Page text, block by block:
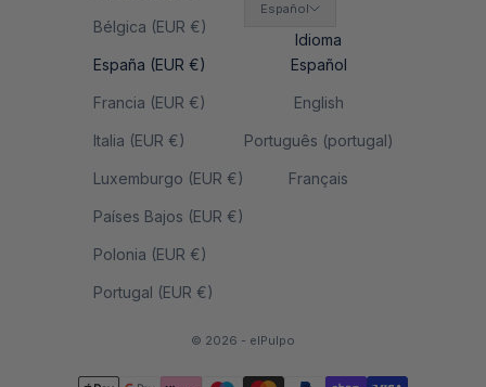
Bélgica (EUR €)
España (EUR €)
Francia (EUR €)
Italia (EUR €)
Luxemburgo (EUR €)
Países Bajos (EUR €)
Polonia (EUR €)
Portugal (EUR €)
Español
Idioma
Español
English
Português (portugal)
Français
© 2026 - elPulpo